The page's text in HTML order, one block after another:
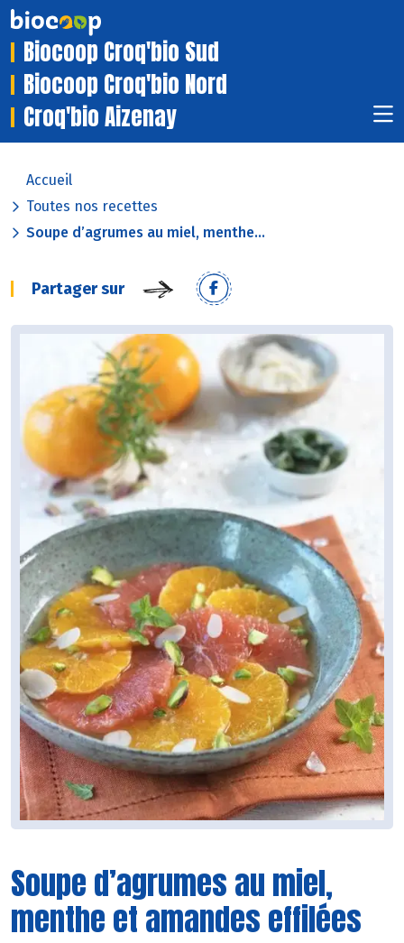
Biocoop Croq'bio Sud
Biocoop Croq'bio Nord
Croq'bio Aizenay
Accueil
Toutes nos recettes
Soupe d’agrumes au miel, menthe...
Partager sur
Soupe d’agrumes au miel,
menthe et amandes effilées